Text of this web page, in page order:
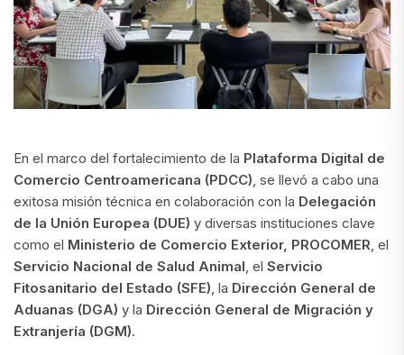
En el marco del fortalecimiento de la Plataforma Digital de
Comercio Centroamericana (PDCC) , se llevó a cabo una
exitosa misión técnica en colaboración con la Delegación
de la Unión Europea (DUE) y diversas instituciones clave
como el Ministerio de Comercio Exterior, PROCOMER , el
Servicio Nacional de Salud Animal , el Servicio
Fitosanitario del Estado (SFE) , la Dirección General de
Aduanas (DGA) y la Dirección General de Migración y
Extranjería (DGM).